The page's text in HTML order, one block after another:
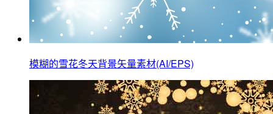
模糊的雪花冬天背景矢量素材(AI/EPS)